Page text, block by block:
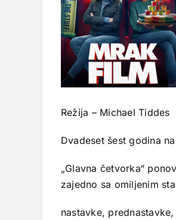
Režija – Michael Tiddes
Dvadeset šest godina
„Glavna četvorka“
zajedno sa omiljenim
nastavke,